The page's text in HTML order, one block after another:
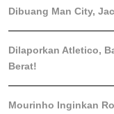
Dibuang Man City,
Dilaporkan Atletico,
Berat!
Mourinho Inginkan